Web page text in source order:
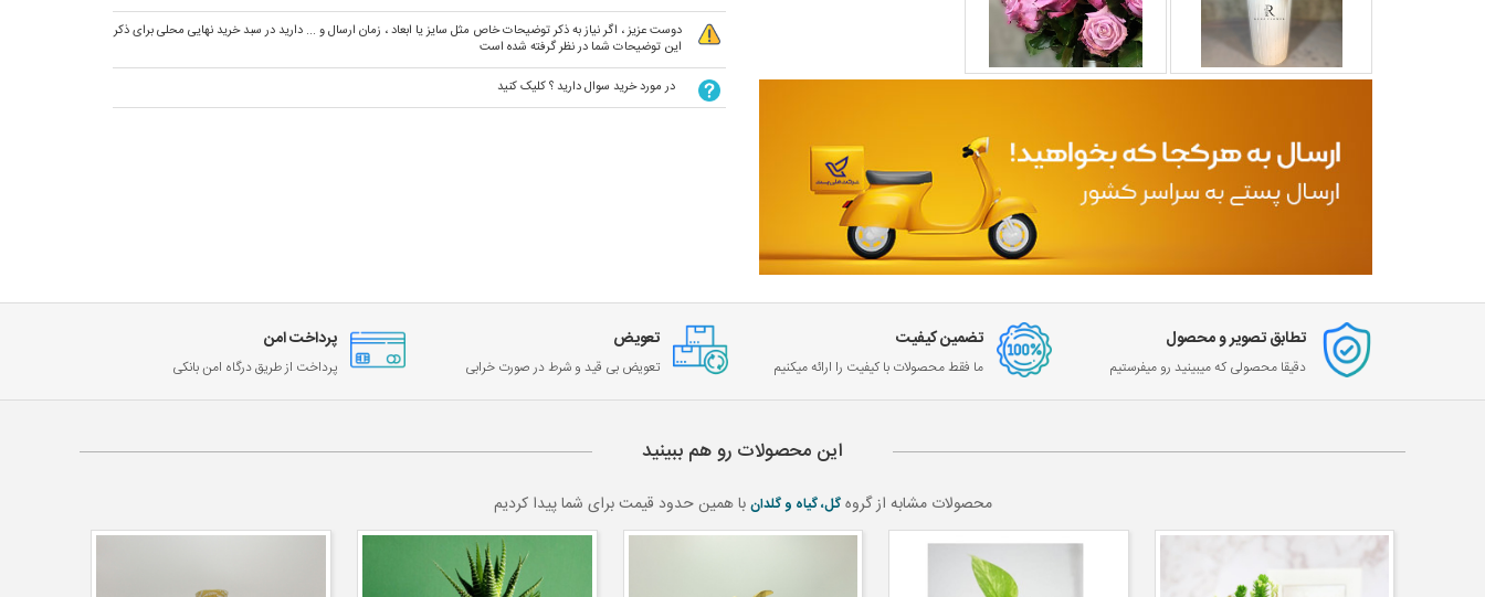
دوست عزیز ، اگر نیاز به ذکر توضیحات خاص مثل سایز یا ابعاد ، زمان ارسال و ... دارید در سبد خرید نهایی محلی برای ذکر
این توضیحات شما در نظر گرفته شده است
در مورد خرید سوال دارید ؟ کلیک کنید
تطابق تصویر و محصول
دقیقا محصولی که میبینید رو میفرستیم
تضمین کیفیت
ما فقط محصولات با کیفیت را ارائه میکنیم
تعویض
تعویض بی قید و شرط در صورت خرابی
پرداخت امن
پرداخت از طریق درگاه امن بانکی
این محصولات رو هم ببینید
محصولات مشابه از گروهگل، گیاه و گلدان با همین حدود قیمت برای شما پیدا کردیم